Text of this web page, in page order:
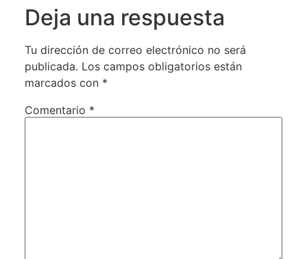
Deja una respuesta
Tu dirección de correo electrónico no será
publicada. Los campos obligatorios están
marcados con *
Comentario *